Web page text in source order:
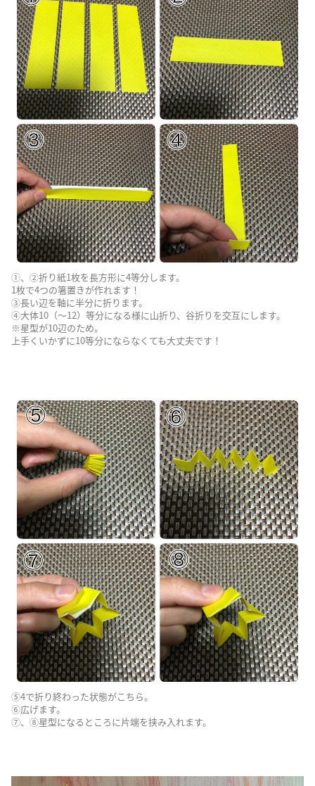
①、②折り紙1枚を長方形に4等分します。
1枚で4つの箸置きが作れます！
③長い辺を軸に半分に折ります。
④大体10（〜12）等分になる様に山折り、谷折りを交互にします。
※星型が10辺のため。
上手くいかずに10等分にならなくても大丈夫です！
⑤4で折り終わった状態がこちら。
⑥広げます。
⑦、⑧星型になるところに片端を挟み入れます。